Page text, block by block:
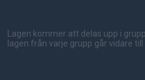
Lagen kommer att delas upp i
lagen från varje grupp går vidare